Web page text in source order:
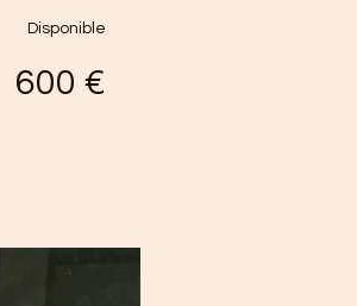
Disponible
600 €